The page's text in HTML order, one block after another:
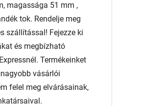
magassága 51 mm ,
tok. Rendelje meg
szállítással! Fejezze ki
és megbízható
Termékeinket
vásárlói
felel meg elvárásainak,